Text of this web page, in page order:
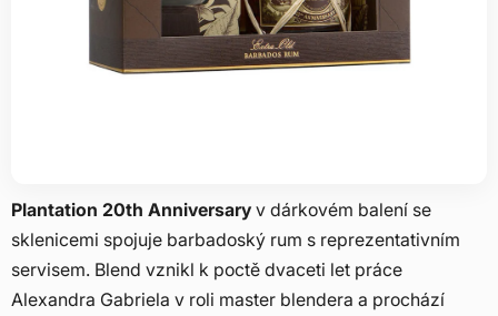
Plantation 20th Anniversary v dárkovém balení se
sklenicemi spojuje barbadoský rum s reprezentativním
servisem. Blend vznikl k poctě dvaceti let práce
Alexandra Gabriela v roli master blendera a prochází